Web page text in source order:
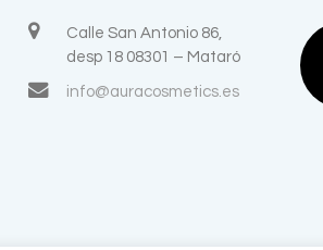
Calle San Antonio 86,
desp 18 08301 – Mataró
info@auracosmetics.es